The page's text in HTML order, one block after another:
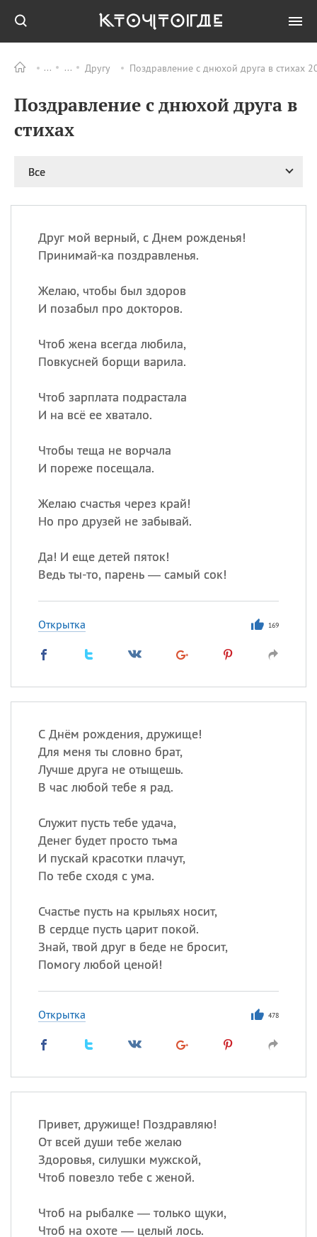
Другу Поздравление с днюхой друга в стихах
Поздравление с днюхой друга в
стихах
Все
Друг мой верный, с Днем рожденья!
Принимай-ка поздравленья.
Желаю, чтобы был здоров
И позабыл про докторов.
Чтоб жена всегда любила,
Повкусней борщи варила.
Чтоб зарплата подрастала
И на всё ее хватало.
Чтобы теща не ворчала
И пореже посещала.
Желаю счастья через край!
Но про друзей не забывай.
Да! И еще детей пяток!
Ведь ты-то, парень — самый сок!
Открытка 169
С Днём рождения, дружище!
Для меня ты словно брат,
Лучше друга не отыщешь.
В час любой тебе я рад.
Служит пусть тебе удача,
Денег будет просто тьма
И пускай красотки плачут,
По тебе сходя с ума.
Счастье пусть на крыльях носит,
В сердце пусть царит покой.
Знай, твой друг в беде не бросит,
Помогу любой ценой!
Открытка 478
Привет, дружище! Поздравляю!
От всей души тебе желаю
Здоровья, силушки мужской,
Чтоб повезло тебе с женой.
Чтоб на рыбалке — только щуки,
Чтоб на охоте — целый лось.
ПРАЗДНИКИ Все
09.08 День памяти
великомученика и
Николая Чудотворца
11.08 День полета на
11.08 День Святой Клары —
покровительницы
ИМЕНА
Сегодня празднуют именины
Посмотреть значение